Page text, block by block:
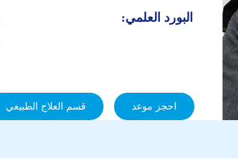
البورد العلمي:
احجز موعد قسم العلاج الطبيعي